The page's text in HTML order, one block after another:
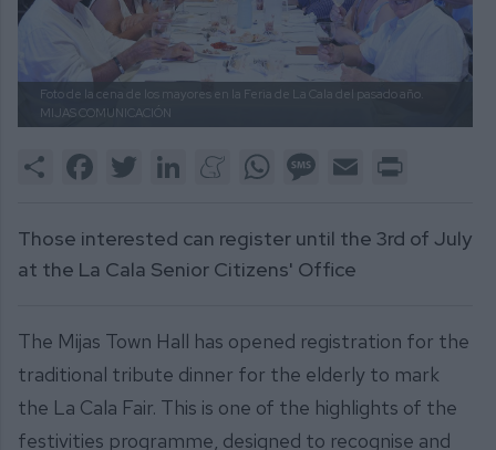
Foto de la cena de los mayores en la Feria de La Cala del pasado año.
MIJAS COMUNICACIÓN
Share FacebookTwitter LinkedInMeneameWhatsAppMessage
Email
Those interested can register until the 3rd of July
at the La Cala Senior Citizens' Office
The Mijas Town Hall has opened registration for the
traditional tribute dinner for the elderly to mark
the La Cala Fair. This is one of the highlights of the
festivities programme, designed to recognise and